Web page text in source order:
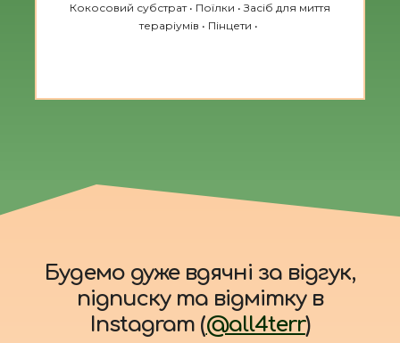
Кокосовий субстрат • Поїлки • Засіб для миття
тераріумів • Пінцети •
Будемо дуже вдячні за відгук,
підписку та відмітку в
Instagram (@all4terr)